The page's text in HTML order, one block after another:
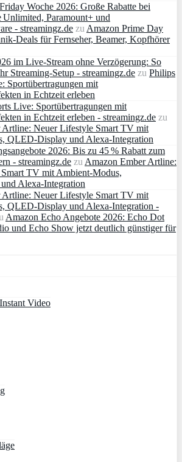
Woche 2026: Große Rabatte bei
Paramount+ und
- streamingz.de zu Amazon Prime Day
Deals für Fernseher, Beamer, Kopfhörer
im Live-Stream ohne Verzögerung: So
Streaming-Setup - streamingz.de zu Philips
Sportübertragungen mit
in Echtzeit erleben
Live: Sportübertragungen mit
in Echtzeit erleben - streamingz.de zu
Artline: Neuer Lifestyle Smart TV mit
QLED‑Display und Alexa‑Integration
2026: Bis zu 45 % Rabatt zum
- streamingz.de zu Amazon Ember Artline:
TV mit Ambient‑Modus,
Alexa‑Integration
Artline: Neuer Lifestyle Smart TV mit
QLED‑Display und Alexa‑Integration -
Amazon Echo Angebote 2026: Echo Dot
und Echo Show jetzt deutlich günstiger für
Video